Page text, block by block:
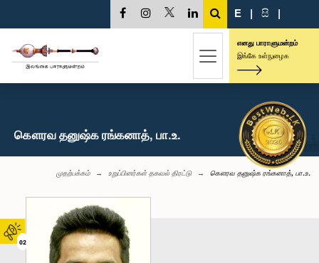
02
E | සි |
எனது பாராளுமன்றம்
இங்கே உள்நுழைக
கௌரவ தனுஷ்க ரங்கனாத், பா.உ.
முதற்பக்கம் உறுப்பினர்கள் தகவல் திரட்டு கௌரவ தனுஷ்க ரங்கனாத், பா.உ.